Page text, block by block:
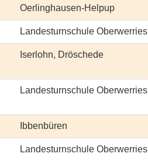
Oerlinghausen-Helpup
Landesturnschule Oberwerries
Iserlohn, Dröschede
Landesturnschule Oberwerries
Ibbenbüren
Landesturnschule Oberwerries